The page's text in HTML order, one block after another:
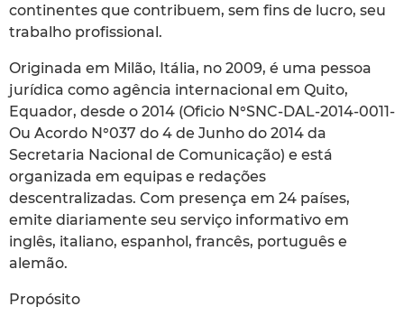
continentes que contribuem, sem fins de lucro, seu
trabalho profissional.
Originada em Milão, Itália, no 2009, é uma pessoa
jurídica como agência internacional em Quito,
Equador, desde o 2014 (Oficio N°SNC-DAL-2014-0011-
Ou Acordo N°037 do 4 de Junho do 2014 da
Secretaria Nacional de Comunicação) e está
organizada em equipas e redações
descentralizadas. Com presença em 24 países,
emite diariamente seu serviço informativo em
inglês, italiano, espanhol, francês, português e
alemão.
Propósito